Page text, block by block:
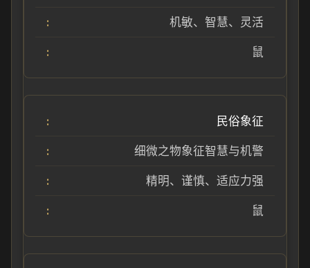
机敏、智慧、灵活
鼠
民俗象征
细微之物象征智慧与机警
精明、谨慎、适应力强
鼠